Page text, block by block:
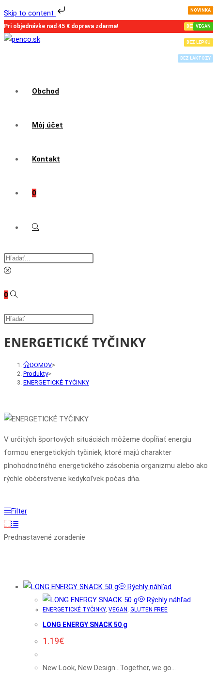
Skip to content
Skip
to
Pri objednávke nad 45 € doprava zdarma!
Obchod
Môj účet
Kontakt
0
Toggle
website
Search
this
0
Search
website
ENERGETICKÉ TYČINKY
DOMOV>
Produkty>
ENERGETICKÉ TYČINKY
V určitých športových situáciách môžeme dopĺňať energiu
formou energetických tyčiniek, ktoré majú charakter
plnohodnotného energetického zásobenia organizmu alebo ako
rýchle občerstvenie kedykoľvek počas dňa.
Filter
Prednastavené zoradenie
Rýchly náhľad
VEGAN
BEZ LEPKU
Rýchly náhľad
ENERGETICKÉ TYČINKY, VEGAN , GLUTEN FREE
LONG ENERGY SNACK 50 g
1.19€
New Look, New Design...Together, we go...
AKCIA
VEGAN
BEZ LEPKU
NOVINKA
NOVINKA
VEGAN
BEZ LEPKU
BEZ LAKTÓZY